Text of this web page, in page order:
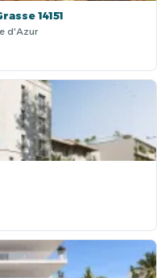
14151
d'Azur